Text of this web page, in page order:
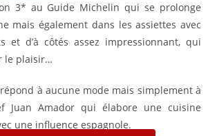
3* au Guide Michelin qui se prolonge
mais également dans les assiettes avec
et d’à côtés assez impressionnant, qui
le plaisir…
à aucune mode mais simplement à
Juan Amador qui élabore une cuisine
une influence espagnole.